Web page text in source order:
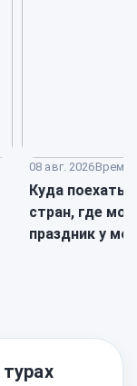
08 авг. 2026Время
Куда поехать
стран, где
праздник у